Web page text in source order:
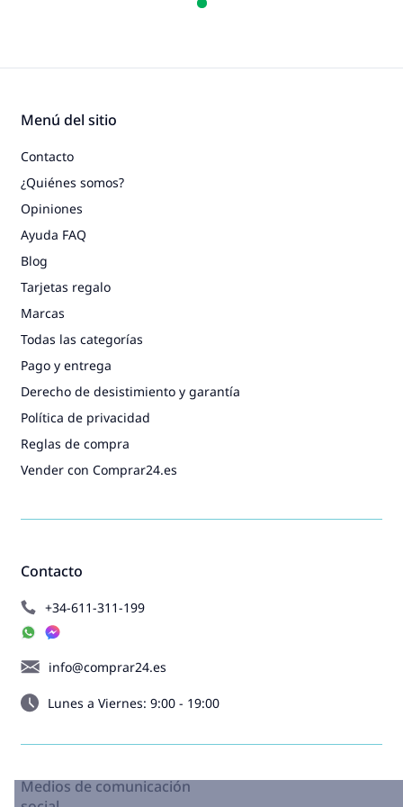
Contacto
+34-611-311-199
info@comprar24.es
Lunes a Viernes: 9:00 - 19:00
Menú del sitio
Contacto
¿Quiénes somos?
Opiniones
Ayuda FAQ
Blog
Tarjetas regalo
Marcas
Todas las categorías
Pago y entrega
Derecho de desistimiento y garantía
Política de privacidad
Reglas de compra
Vender con Comprar24.es
Medios de comunicación